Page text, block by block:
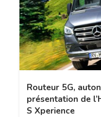
Routeur 5G,
présentation de
S Xperience